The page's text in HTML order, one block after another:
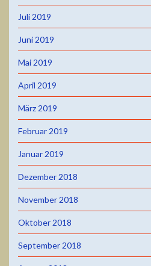
Juli 2019
Juni 2019
Mai 2019
April 2019
März 2019
Februar 2019
Januar 2019
Dezember 2018
November 2018
Oktober 2018
September 2018